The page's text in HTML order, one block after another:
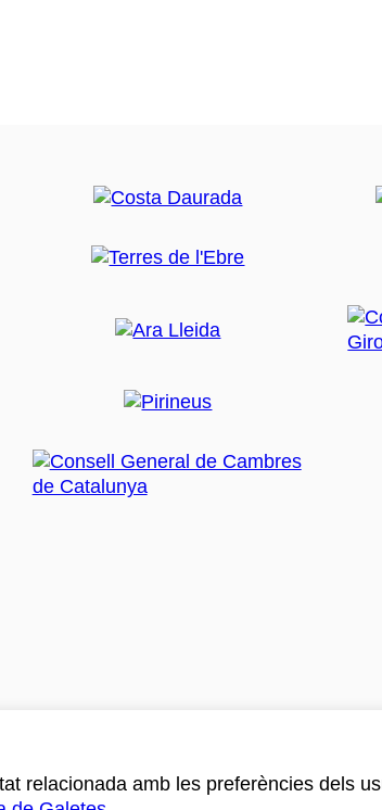
relacionada amb les preferències dels